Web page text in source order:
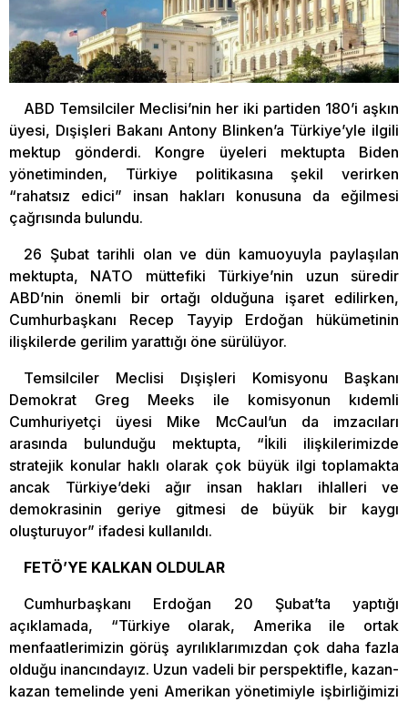
ABD Temsilciler Meclisi’nin her iki partiden 180’i aşkın
üyesi, Dışişleri Bakanı Antony Blinken’a Türkiye’yle ilgili
mektup gönderdi. Kongre üyeleri mektupta Biden
yönetiminden, Türkiye politikasına şekil verirken
“rahatsız edici” insan hakları konusuna da eğilmesi
çağrısında bulundu.
26 Şubat tarihli olan ve dün kamuoyuyla paylaşılan
mektupta, NATO müttefiki Türkiye’nin uzun süredir
ABD’nin önemli bir ortağı olduğuna işaret edilirken,
Cumhurbaşkanı Recep Tayyip Erdoğan hükümetinin
ilişkilerde gerilim yarattığı öne sürülüyor.
Temsilciler Meclisi Dışişleri Komisyonu Başkanı
Demokrat Greg Meeks ile komisyonun kıdemli
Cumhuriyetçi üyesi Mike McCaul’un da imzacıları
arasında bulunduğu mektupta, “İkili ilişkilerimizde
stratejik konular haklı olarak çok büyük ilgi toplamakta
ancak Türkiye’deki ağır insan hakları ihlalleri ve
demokrasinin geriye gitmesi de büyük bir kaygı
oluşturuyor” ifadesi kullanıldı.
FETÖ’YE KALKAN OLDULAR
Cumhurbaşkanı Erdoğan 20 Şubat’ta yaptığı
açıklamada, “Türkiye olarak, Amerika ile ortak
menfaatlerimizin görüş ayrılıklarımızdan çok daha fazla
olduğu inancındayız. Uzun vadeli bir perspektifle, kazan-
kazan temelinde yeni Amerikan yönetimiyle işbirliğimizi